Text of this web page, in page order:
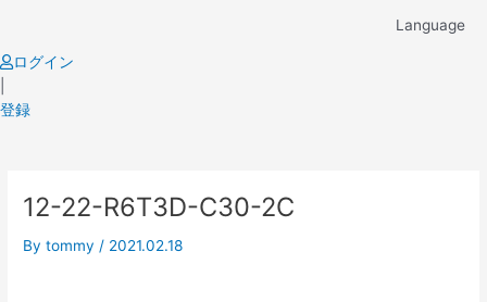
content
Language
ログイン
登録
12-22-R6T3D-C30-2C
Bytommy / 2021.02.18
navigation